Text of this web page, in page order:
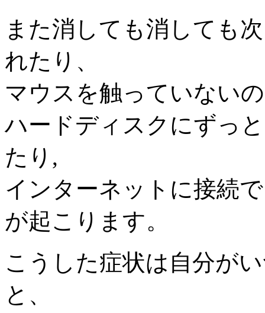
また消しても消しても
れたり、
マウスを触っていない
ハードディスクにずっ
たり,
インターネットに接続
が起こります。
こうした症状は自分が
と、